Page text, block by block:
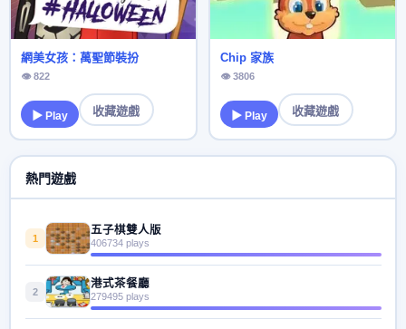
網美女孩：萬聖節裝扮
👁 822
▶ Play 收藏遊戲
Chip 家族
👁 3806
▶ Play 收藏遊戲
熱門遊戲
1
五子棋雙人版
406734 plays
2
港式茶餐廳
279495 plays